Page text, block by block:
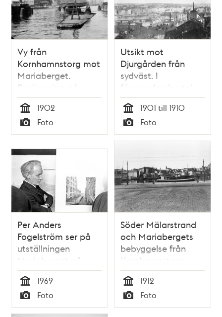
höjden ligger vid
Bastugatan 42
Vy från
Kornhamnstorg mot
Mariaberget.
Broöppning på
Riddarfjärden.
Tid
1902
Typ
Foto
Utsikt mot
Djurgården från
sydväst. I
förgrunden hustak
på Mariaberget. I
fonden Slussen
Tid
1901 till 1910
Typ
Foto
Per Anders
Fogelström ser på
utställningen
Mariaberget på
Stadsmuseet
Tid
1969
Typ
Foto
Söder Mälarstrand
och Mariabergets
bebyggelse från
Kornhamnstorg
Tid
1912
Typ
Foto